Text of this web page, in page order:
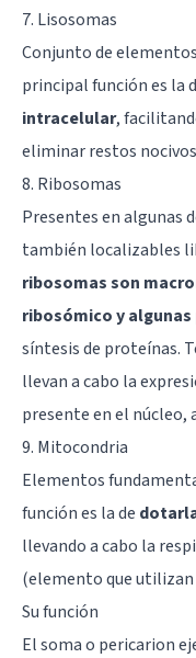
7. Lisosomas
Conjunto de
principal función es la
intracelular,
eliminar restos
8. Ribosomas
Presentes en algunas
también localizables
ribosomas son
ribosómico y
síntesis de proteínas.
llevan a cabo la
presente en el núcleo,
9. Mitocondria
Elementos
función es la de
llevando a cabo la
(elemento que
Su función
El soma o pericarion